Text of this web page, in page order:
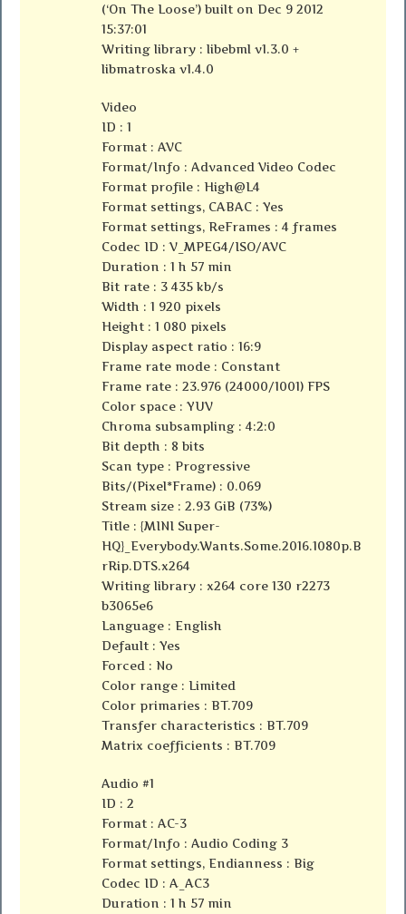
(‘On The Loose’) built on Dec 9 2012
15:37:01
Writing library : libebml v1.3.0 +
libmatroska v1.4.0
Video
ID : 1
Format : AVC
Format/Info : Advanced Video Codec
Format profile : High@L4
Format settings, CABAC : Yes
Format settings, ReFrames : 4 frames
Codec ID : V_MPEG4/ISO/AVC
Duration : 1 h 57 min
Bit rate : 3 435 kb/s
Width : 1 920 pixels
Height : 1 080 pixels
Display aspect ratio : 16:9
Frame rate mode : Constant
Frame rate : 23.976 (24000/1001) FPS
Color space : YUV
Chroma subsampling : 4:2:0
Bit depth : 8 bits
Scan type : Progressive
Bits/(Pixel*Frame) : 0.069
Stream size : 2.93 GiB (73%)
Title : {MINI Super-
HQ}_Everybody.Wants.Some.2016.1080p.B
rRip.DTS.x264
Writing library : x264 core 130 r2273
b3065e6
Language : English
Default : Yes
Forced : No
Color range : Limited
Color primaries : BT.709
Transfer characteristics : BT.709
Matrix coefficients : BT.709
Audio #1
ID : 2
Format : AC-3
Format/Info : Audio Coding 3
Format settings, Endianness : Big
Codec ID : A_AC3
Duration : 1 h 57 min